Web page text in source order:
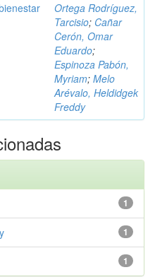
Ortega Rodríguez,
Tarcisio; Cañar
Cerón, Omar
Eduardo;
Espinoza Pabón,
Myriam; Melo
Arévalo, Heldidgek
Freddy
1
1
1